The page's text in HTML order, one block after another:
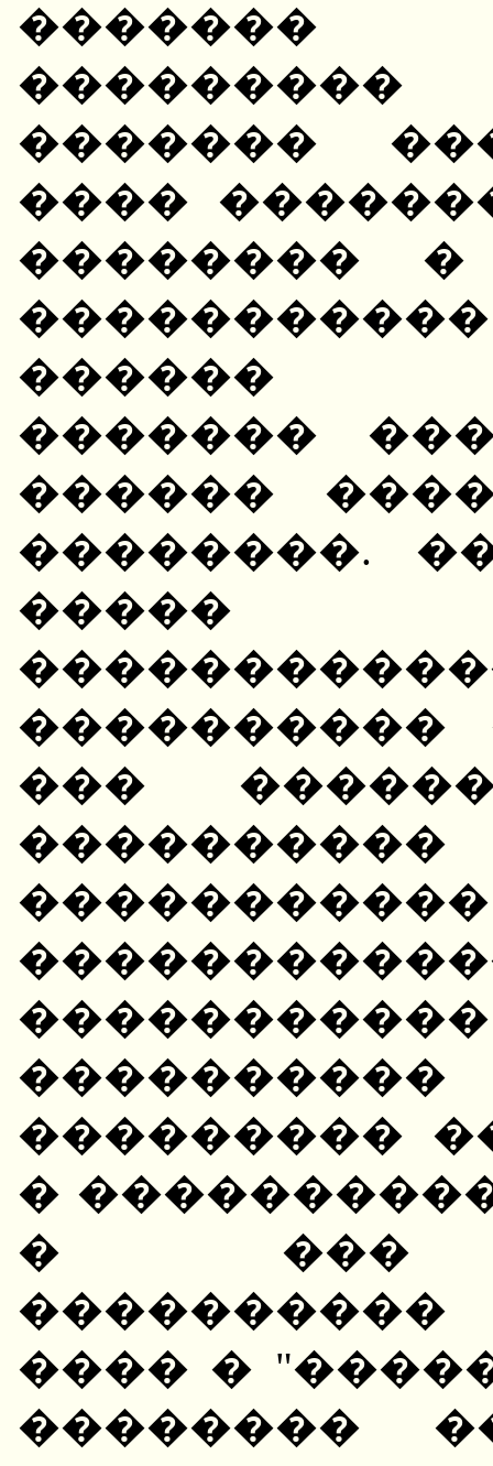
�������
�������
����
��������
������
�������
������
��������.
�����
����������
���
���������
�
� ���
���� �
��������